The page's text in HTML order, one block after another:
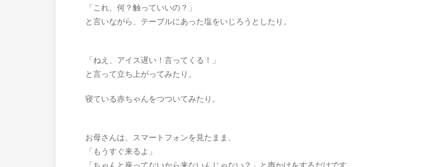
「これ、何？触っていいの？」
と言いながら、テーブルにあった塩をいじろうとしたり。
「ねえ、アイス遅い！言ってくる！」
と言って立ち上がってみたり。
寝ている赤ちゃんをつついてみたり。
お母さんは、スマートフォンを見たまま、
「もうすぐ来るよ」
「ちゃんと座ってないから来ないんじゃない？」と声かけをするだけです。